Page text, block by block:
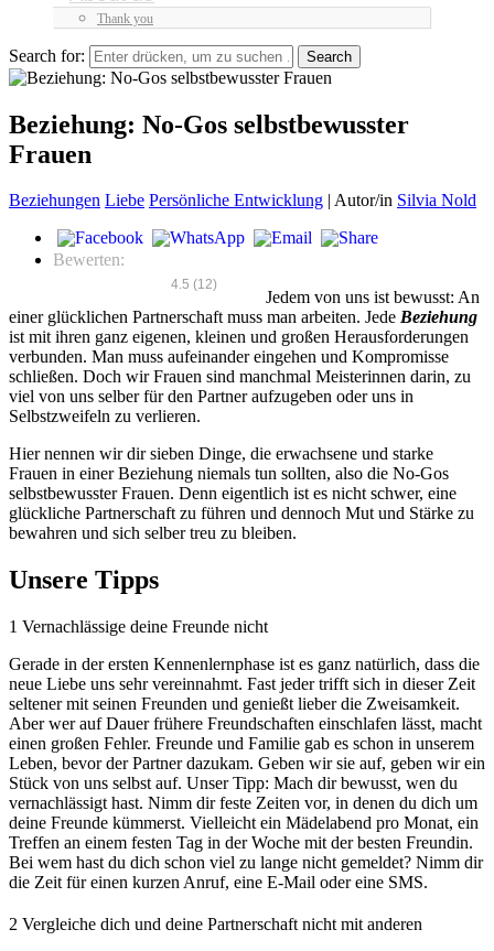
Thank you
Search for:
Beziehung: No-Gos selbstbewusster
Frauen
Beziehungen Liebe Persönliche Entwicklung | Autor/in Silvia Nold
Bewerten:
4.5 (12)
Jedem von uns ist bewusst: An
einer glücklichen Partnerschaft muss man arbeiten. Jede Beziehung
ist mit ihren ganz eigenen, kleinen und großen Herausforderungen
verbunden. Man muss aufeinander eingehen und Kompromisse
schließen. Doch wir Frauen sind manchmal Meisterinnen darin, zu
viel von uns selber für den Partner aufzugeben oder uns in
Selbstzweifeln zu verlieren.
Hier nennen wir dir sieben Dinge, die erwachsene und starke
Frauen in einer Beziehung niemals tun sollten, also die No-Gos
selbstbewusster Frauen. Denn eigentlich ist es nicht schwer, eine
glückliche Partnerschaft zu führen und dennoch Mut und Stärke zu
bewahren und sich selber treu zu bleiben.
Unsere Tipps
1 Vernachlässige deine Freunde nicht
Gerade in der ersten Kennenlernphase ist es ganz natürlich, dass die
neue Liebe uns sehr vereinnahmt. Fast jeder trifft sich in dieser Zeit
seltener mit seinen Freunden und genießt lieber die Zweisamkeit.
Aber wer auf Dauer frühere Freundschaften einschlafen lässt, macht
einen großen Fehler. Freunde und Familie gab es schon in unserem
Leben, bevor der Partner dazukam. Geben wir sie auf, geben wir ein
Stück von uns selbst auf. Unser Tipp: Mach dir bewusst, wen du
vernachlässigt hast. Nimm dir feste Zeiten vor, in denen du dich um
deine Freunde kümmerst. Vielleicht ein Mädelabend pro Monat, ein
Treffen an einem festen Tag in der Woche mit der besten Freundin.
Bei wem hast du dich schon viel zu lange nicht gemeldet? Nimm dir
die Zeit für einen kurzen Anruf, eine E-Mail oder eine SMS.
2 Vergleiche dich und deine Partnerschaft nicht mit anderen